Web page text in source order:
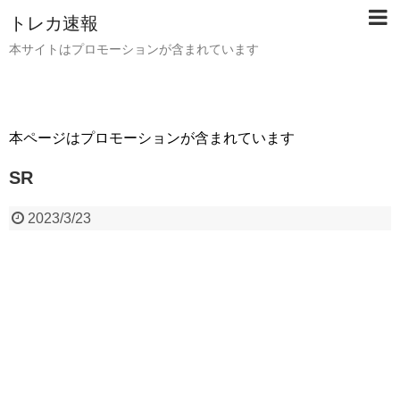
トレカ速報
本サイトはプロモーションが含まれています
本ページはプロモーションが含まれています
SR
2023/3/23